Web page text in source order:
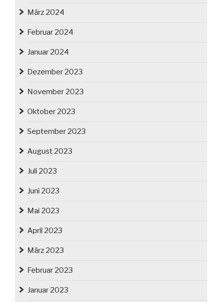
März 2024
Februar 2024
Januar 2024
Dezember 2023
November 2023
Oktober 2023
September 2023
August 2023
Juli 2023
Juni 2023
Mai 2023
April 2023
März 2023
Februar 2023
Januar 2023